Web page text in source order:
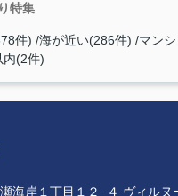
特集
件) 海が近い(286件) マン
内(2件)
海岸１丁目１２−４ ヴィルヌ